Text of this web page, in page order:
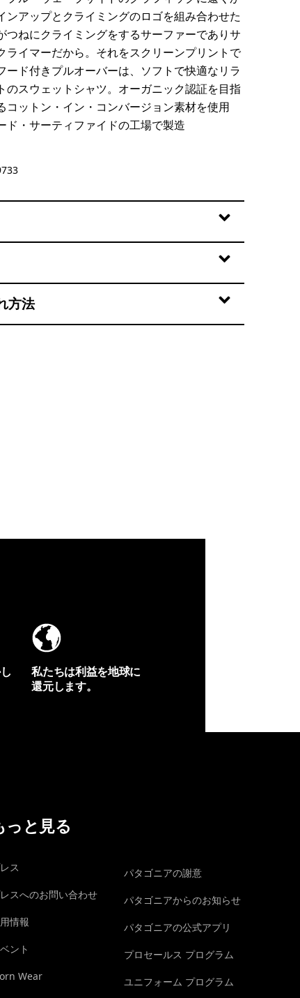
ンアップとクライミングのロゴを組み合わせた
つねにクライミングをするサーファーでありサ
ライマーだから。それをスクリーンプリントで
ード付きプルオーバーは、ソフトで快適なリラ
のスウェットシャツ。オーガニック認証を目指
コットン・イン・コンバージョン素材を使用
ド・サーティファイドの工場で製造
方法
私たちは利益を地球に
還元します。
っと見る
ス
スへのお問い合わせ
情報
ント
Wear
パタゴニアの謝意
パタゴニアからのお知らせ
パタゴニアの公式アプリ
プロセールス プログラム
ユニフォーム プログラム